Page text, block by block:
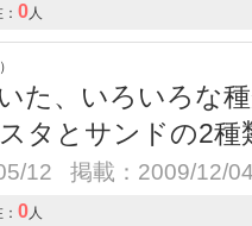
0人
た、いろいろな
タとサンドの2
12 掲載：2009/12/
0人